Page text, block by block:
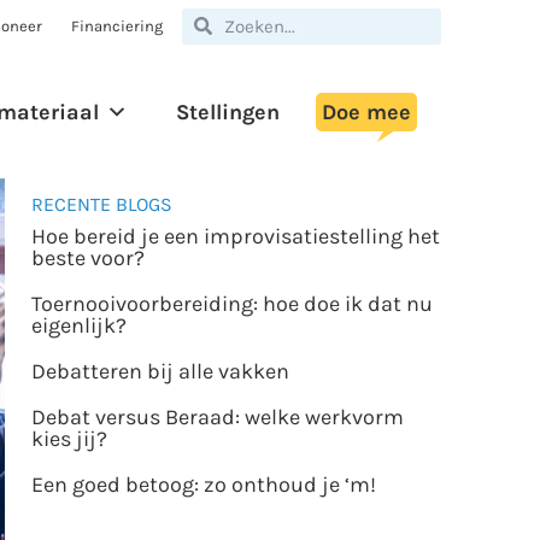
Financiering
Stellingen Doe mee
RECENTE BLOGS
Hoe bereid je een improvisatiestelling het
beste voor?
Toernooivoorbereiding: hoe doe ik dat nu
eigenlijk?
Debatteren bij alle vakken
Debat versus Beraad: welke werkvorm
kies jij?
Een goed betoog: zo onthoud je ‘m!